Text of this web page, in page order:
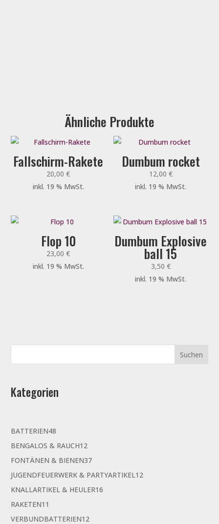
Ähnliche Produkte
Fallschirm-Rakete
20,00€
inkl. 19 % MwSt.
Dumbum rocket
12,00 €
inkl. 19 % MwSt.
Flop 10
23,00€
inkl. 19 % MwSt.
Dumbum Explosive
ball 15
3,50 €
inkl. 19 % MwSt.
Kategorien
BATTERIEN48
Produkte
BENGALOS & RAUCH1212
Produkte
FONTÄNEN & BIENEN3737
Produkte
JUGENDFEUERWERK & PARTYARTIKEL1212
KNALLARTIKEL & HEULER16
RAKETEN11
Produkte
VERBUNDBATTERIEN1212